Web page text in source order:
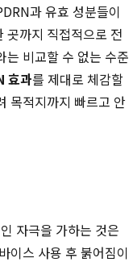
과 유효 성분들이
곳까지 직접적으로 전
는 비교할 수 없는 수준
효과를 제대로 체감할
목적지까지 빠르고 안
자극을 가하는 것은
이스 사용 후 붉어짐이